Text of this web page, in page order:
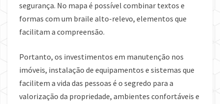
segurança. No mapa é possível combinar textos e
formas com um braile alto-relevo, elementos que
facilitam a compreensão.
Portanto, os investimentos em manutenção nos
imóveis, instalação de equipamentos e sistemas que
facilitem a vida das pessoas é o segredo para a
valorização da propriedade, ambientes confortáveis e